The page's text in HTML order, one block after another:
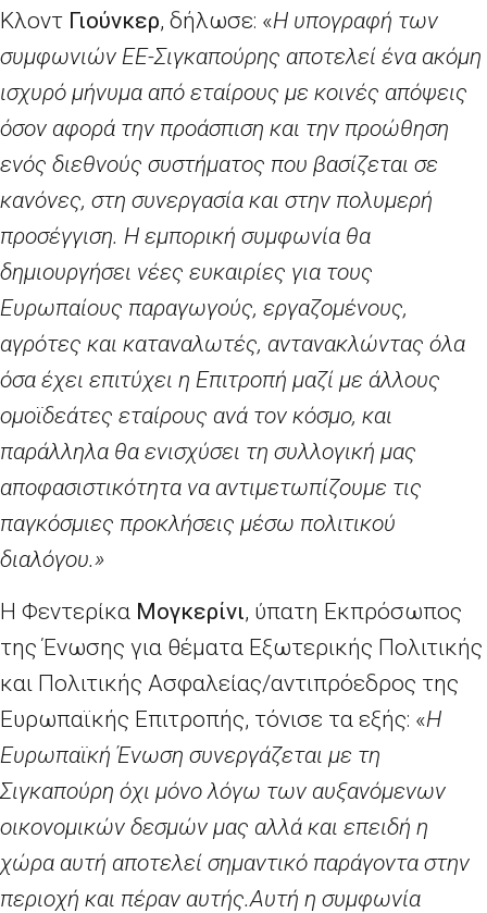
Κλοντ Γιούνκερ, δήλωσε: «Η υπογραφή των
συμφωνιών ΕΕ-Σιγκαπούρης αποτελεί ένα ακόμη
ισχυρό μήνυμα από εταίρους με κοινές απόψεις
όσον αφορά την προάσπιση και την προώθηση
ενός διεθνούς συστήματος που βασίζεται σε
κανόνες, στη συνεργασία και στην πολυμερή
προσέγγιση. Η εμπορική συμφωνία θα
δημιουργήσει νέες ευκαιρίες για τους
Ευρωπαίους παραγωγούς, εργαζομένους,
αγρότες και καταναλωτές, αντανακλώντας όλα
όσα έχει επιτύχει η Επιτροπή μαζί με άλλους
ομοϊδεάτες εταίρους ανά τον κόσμο, και
παράλληλα θα ενισχύσει τη συλλογική μας
αποφασιστικότητα να αντιμετωπίζουμε τις
παγκόσμιες προκλήσεις μέσω πολιτικού
διαλόγου.»
Η Φεντερίκα Μογκερίνι, ύπατη Εκπρόσωπος
της Ένωσης για θέματα Εξωτερικής Πολιτικής
και Πολιτικής Ασφαλείας/αντιπρόεδρος της
Ευρωπαϊκής Επιτροπής, τόνισε τα εξής: «Η
Ευρωπαϊκή Ένωση συνεργάζεται με τη
Σιγκαπούρη όχι μόνο λόγω των αυξανόμενων
οικονομικών δεσμών μας αλλά και επειδή η
χώρα αυτή αποτελεί σημαντικό παράγοντα στην
περιοχή και πέραν αυτής.Αυτή η συμφωνία